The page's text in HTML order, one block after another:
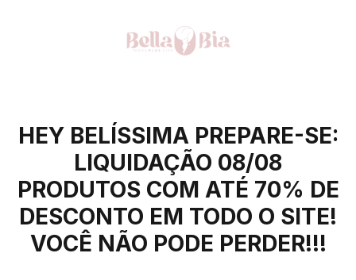
HEY BELÍSSIMA PREPARE-SE:
LIQUIDAÇÃO 08/08
PRODUTOS COM ATÉ 70% DE
DESCONTO EM TODO O SITE!
VOCÊ NÃO PODE PERDER!!!